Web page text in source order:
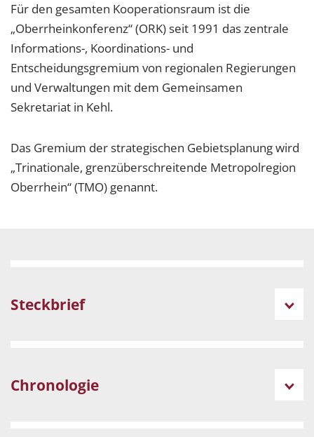
Für den gesamten Kooperationsraum ist die
„Oberrheinkonferenz“ (ORK) seit 1991 das zentrale
Informations-, Koordinations- und
Entscheidungsgremium von regionalen Regierungen
und Verwaltungen mit dem Gemeinsamen
Sekretariat in Kehl.
Das Gremium der strategischen Gebietsplanung wird
„Trinationale, grenzüberschreitende Metropolregion
Oberrhein“ (TMO) genannt.
Steckbrief
Chronologie